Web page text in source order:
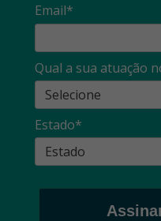
Email*
Qual a sua atuação
Estado*